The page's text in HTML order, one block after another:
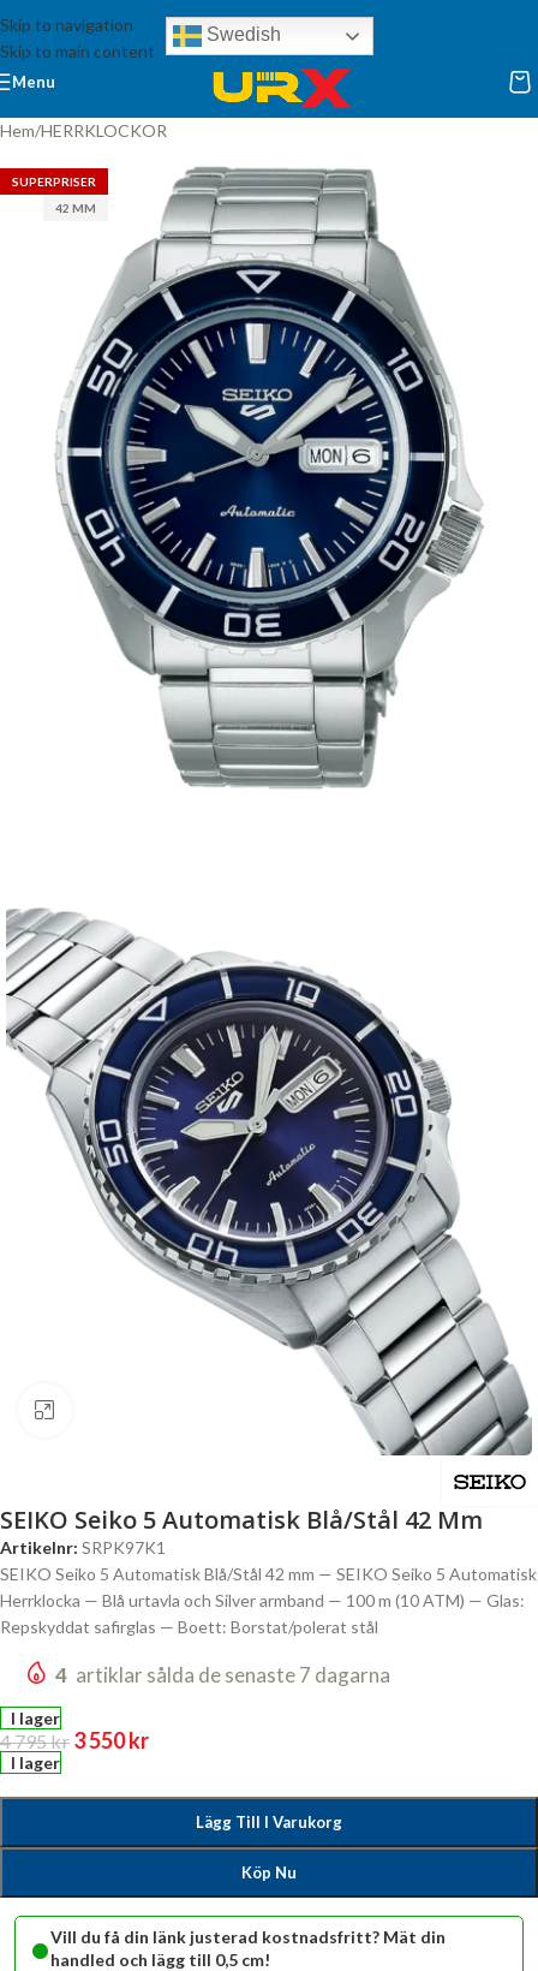
Skip to navigation
Skip to main content
Swedish
Menu
Hem/HERRKLOCKOR
SUPERPRISER
42 MM
SEIKO Seiko 5 Automatisk Blå/Stål 42 Mm
Artikelnr: SRPK97K1
SEIKO Seiko 5 Automatisk Blå/Stål 42 mm — SEIKO Seiko 5 Automatisk
Herrklocka — Blå urtavla och Silver armband — 100 m (10 ATM) — Glas:
Repskyddat safirglas — Boett: Borstat/polerat stål
4 artiklar sålda de senaste 7 dagarna
I lager
4 795kr 3 550kr
I lager
Lägg Till I Varukorg
Köp Nu
•Vill du få din länk justerad kostnadsfritt? Mät din
handled och lägg till 0,5 cm!